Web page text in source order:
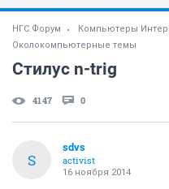
НГС.Форум
Компьютеры
Околокомпьютерные темы
Стилус n-trig
4147 0
S
sdvs
activist
16 ноября 2014